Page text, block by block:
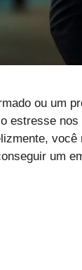
ou um
estresse nos
um